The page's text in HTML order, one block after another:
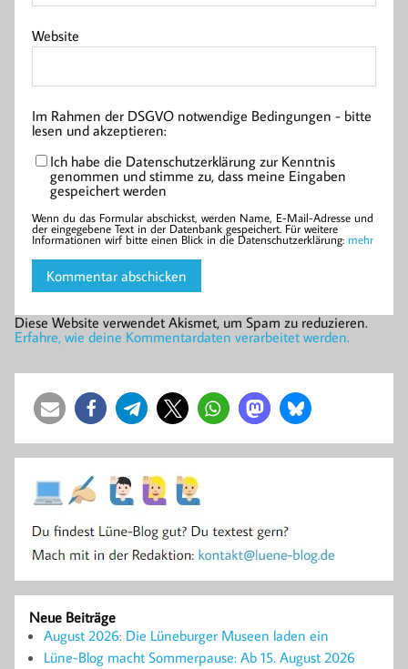
Website
Im Rahmen der DSGVO notwendige Bedingungen - bitte
lesen und akzeptieren:
Ich habe die Datenschutzerklärung zur Kenntnis
genommen und stimme zu, dass meine Eingaben
gespeichert werden
Wenn du das Formular abschickst, werden Name, E-Mail-Adresse und
der eingegebene Text in der Datenbank gespeichert. Für weitere
Informationen wirf bitte einen Blick in die Datenschutzerklärung: mehr
Diese Website verwendet Akismet, um Spam zu reduzieren.
Erfahre, wie deine Kommentardaten verarbeitet werden.
Neue Beiträge
August 2026: Die Lüneburger Museen laden ein
Lüne-Blog macht Sommerpause: Ab 15. August 2026